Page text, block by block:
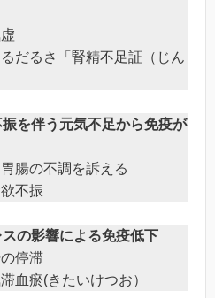
だるさ「腎精不足証（じん
を伴う元気不足から免疫が
腸の不調を訴える
不振
の影響による免疫低下
停滞
血瘀(きたいけつお）